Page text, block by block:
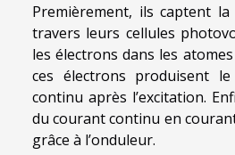
Premièrement, ils captent
travers leurs cellules
les électrons dans les
ces électrons produisent
continu après l’excitation.
du courant continu en
grâce à l’onduleur.